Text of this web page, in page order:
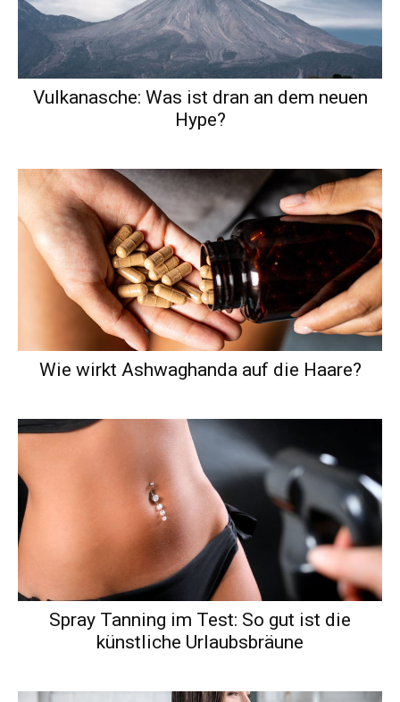
Vulkanasche: Was ist dran an dem neuen
Hype?
Wie wirkt Ashwaghanda auf die Haare?
Spray Tanning im Test: So gut ist die
künstliche Urlaubsbräune